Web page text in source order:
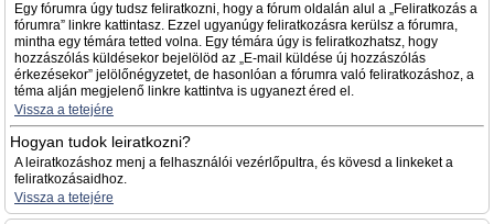
Egy fórumra úgy tudsz feliratkozni, hogy a fórum oldalán alul a „Feliratkozás a
fórumra” linkre kattintasz. Ezzel ugyanúgy feliratkozásra kerülsz a fórumra,
mintha egy témára tetted volna. Egy témára úgy is feliratkozhatsz, hogy
hozzászólás küldésekor bejelölöd az „E-mail küldése új hozzászólás
érkezésekor” jelölőnégyzetet, de hasonlóan a fórumra való feliratkozáshoz, a
téma alján megjelenő linkre kattintva is ugyanezt éred el.
Vissza a tetejére
Hogyan tudok leiratkozni?
A leiratkozáshoz menj a felhasználói vezérlőpultra, és kövesd a linkeket a
feliratkozásaidhoz.
Vissza a tetejére